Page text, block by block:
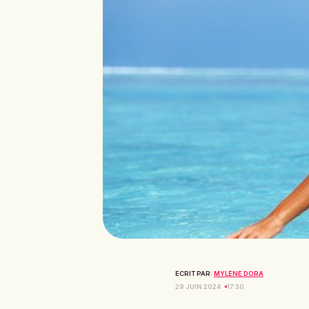
ECRIT PAR: MYLÈNE DORA
29 JUIN 2024
17:30